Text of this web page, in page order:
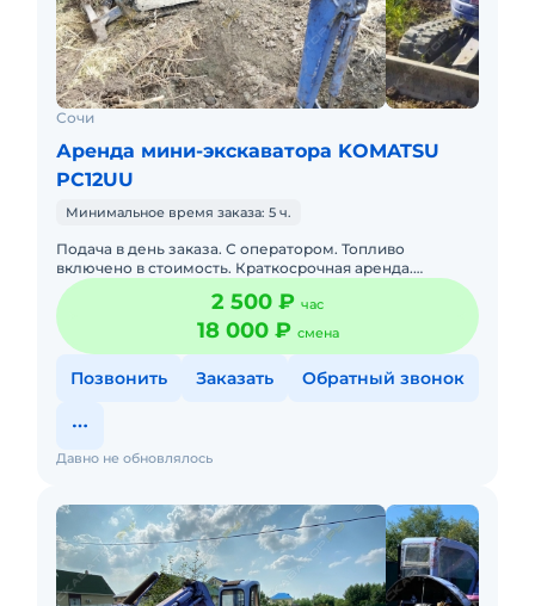
Сочи
Аренда мини-экскаватора KOMATSU
PC12UU
Минимальное время заказа: 5 ч.
Подача в день заказа. С оператором. Топливо
включено в стоимость. Краткосрочная аренда.
Долгосрочная аренда. Сейчас свободна. Доставка от
5000
2 500 ₽ час
18 000 ₽ смена
Позвонить Заказать Обратный звонок
Давно не обновлялось